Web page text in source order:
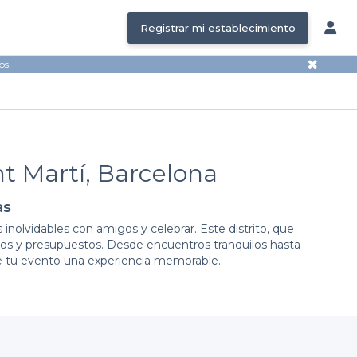
Registrar mi establecimiento
✖
Martí, Barcelona
con amigos y celebrar. Este distrito, que
y presupuestos. Desde encuentros tranquilos hasta
tu evento una experiencia memorable.
simple y eficiente que te permite
cada uno con su propio encanto y ofertas